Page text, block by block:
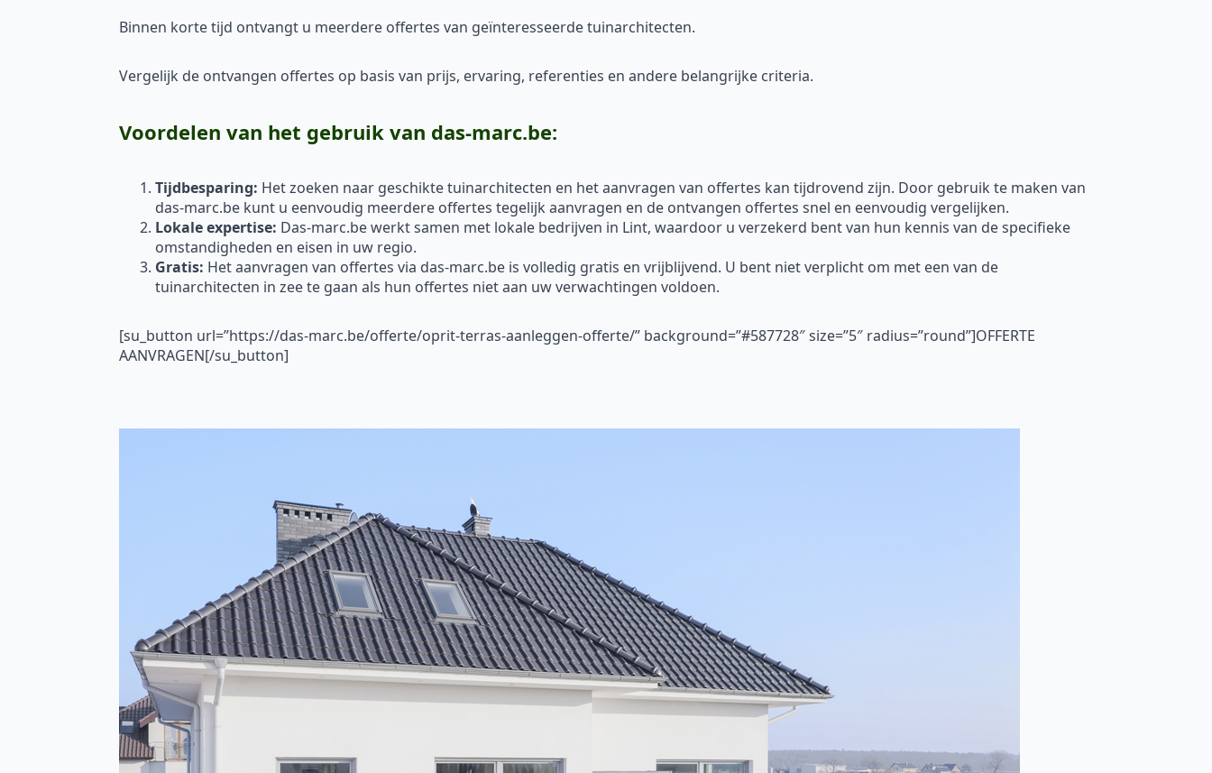
Binnen korte tijd ontvangt u meerdere offertes van geïnteresseerde tuinarchitecten.
Vergelijk de ontvangen offertes op basis van prijs, ervaring, referenties en andere belangrijke criteria.
Voordelen van het gebruik van das-marc.be:
Tijdbesparing: Het zoeken naar geschikte tuinarchitecten en het aanvragen van offertes kan tijdrovend zijn. Door gebruik te maken van
das-marc.be kunt u eenvoudig meerdere offertes tegelijk aanvragen en de ontvangen offertes snel en eenvoudig vergelijken.
Lokale expertise: Das-marc.be werkt samen met lokale bedrijven in Lint, waardoor u verzekerd bent van hun kennis van de specifieke
omstandigheden en eisen in uw regio.
Gratis: Het aanvragen van offertes via das-marc.be is volledig gratis en vrijblijvend. U bent niet verplicht om met een van de
tuinarchitecten in zee te gaan als hun offertes niet aan uw verwachtingen voldoen.
[su_button url=”https://das-marc.be/offerte/oprit-terras-aanleggen-offerte/” background=”#587728″ size=”5″ radius=”round”]OFFERTE
AANVRAGEN[/su_button]